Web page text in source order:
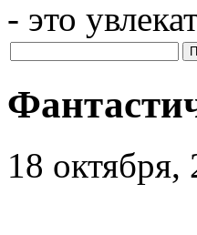
- это
18 октября,